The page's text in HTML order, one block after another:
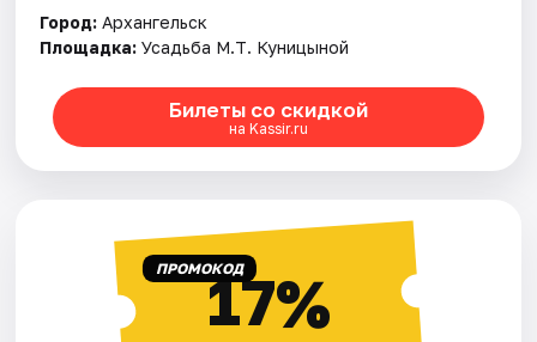
Город: Архангельск
Площадка: Усадьба М.Т. Куницыной
Билеты со скидкой
на Kassir.ru
ПРОМОКОД17%